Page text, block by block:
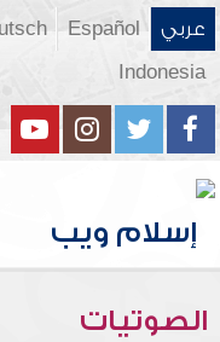
عربي Español
Indonesia
الصوتيات